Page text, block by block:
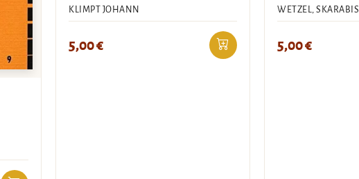
KLIMPT JOHANN
5,00€
WETZEL, SKARABIS
5,00€